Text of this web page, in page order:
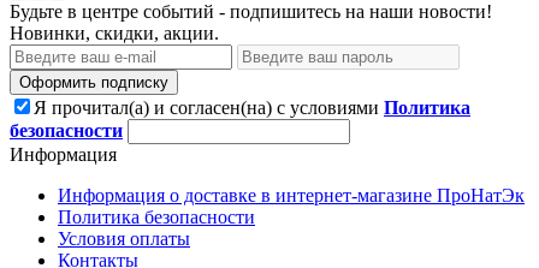
Будьте в центре событий - подпишитесь на наши новости!
Новинки, скидки, акции.
Оформить подписку
Я прочитал(а) и согласен(на) с условиями Политика
безопасности
Информация
Информация о доставке в интернет-магазине ПроНатЭк
Политика безопасности
Условия оплаты
Контакты